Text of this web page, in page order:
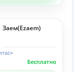
Заем(Ezaem)
Бесплатно